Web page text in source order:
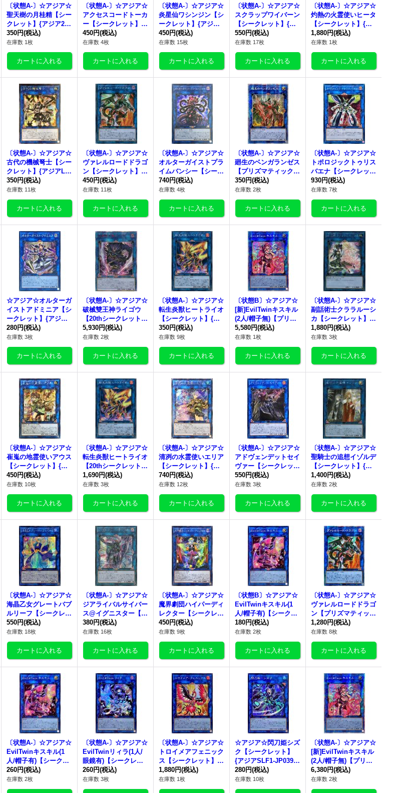
〔状態A-〕☆アジア☆
聖天樹の月桂精【シー
クレット】{アジア21
PP-JP018}《リンク》
350円(税込)
在庫数 1枚
〔状態A-〕☆アジア☆
アクセスコードトーカ
ー【シークレット】
{アジアHC01-JP047}
《リンク》
450円(税込)
在庫数 4枚
〔状態A-〕☆アジア☆
炎星仙ワシンジン【シ
ークレット】{アジアL
VP2-JP056}《リン
ク》
450円(税込)
在庫数 15枚
〔状態A-〕☆アジア☆
スクラップワイバーン
【シークレット】{ア
ジアLVP2-JP036}《リ
ンク》
550円(税込)
在庫数 17枚
〔状態A-〕☆アジア☆
灼熱の火霊使いヒータ
【シークレット】{ア
ジアSAST-JP056}
《リンク》
1,880円(税込)
在庫数 1枚
〔状態A-〕☆アジア☆
古代の機械弩士【シー
クレット】{アジアLV
P3-JP016}《リンク》
350円(税込)
在庫数 11枚
〔状態A-〕☆アジア☆
ヴァレルロードドラゴ
ン【シークレット】
{アジアCIBR-JP042}
《リンク》
450円(税込)
在庫数 11枚
〔状態A-〕☆アジア☆
オルターガイストプラ
イムバンシー【シーク
レット】{アジアCIBR-
JP047}《リンク》
740円(税込)
在庫数 4枚
〔状態A-〕☆アジア☆
廻生のベンガランゼス
【プリズマティックシ
ークレット】{アジアL
IOV-JP048}《リン
ク》
350円(税込)
在庫数 2枚
〔状態A-〕☆アジア☆
トポロジックトゥリス
バエナ【シークレッ
ト】{アジアFLOD-JP
036}《リンク》
930円(税込)
在庫数 7枚
☆アジア☆オルターガ
イストアドミニア【シ
ークレット】{アジアD
UNE-JP047}《リン
ク》
280円(税込)
在庫数 3枚
〔状態A-〕☆アジア☆
破械雙王神ライゴウ
【20thシークレット】
{アジアCHIM-JP045}
《リンク》
5,930円(税込)
在庫数 2枚
〔状態A-〕☆アジア☆
転生炎獣ヒートライオ
【シークレット】{ア
ジアSOFU-JP040}
《リンク》
350円(税込)
在庫数 9枚
〔状態B〕☆アジア☆
[新]EvilTwinキスキル
(2人/帽子無)【プリズ
マティックシークレッ
ト】{アジアSLF1-JP0
79}《リンク》
5,580円(税込)
在庫数 1枚
〔状態A-〕☆アジア☆
副話術士クララルーシ
カ【シークレット】
{アジアEXFO-JP049}
《リンク》
1,880円(税込)
在庫数 3枚
〔状態A-〕☆アジア☆
崔嵬の地霊使いアウス
【シークレット】{ア
ジアIGAS-JP048}《リ
ンク》
450円(税込)
在庫数 10枚
〔状態A-〕☆アジア☆
転生炎獣ヒートライオ
【20thシークレット】
{アジアSOFU-JP040}
《リンク》
1,690円(税込)
在庫数 3枚
〔状態A-〕☆アジア☆
清冽の水霊使いエリア
【シークレット】{ア
ジアETCO-JP055}
《リンク》
740円(税込)
在庫数 12枚
〔状態A-〕☆アジア☆
アドヴェンデットセイ
ヴァー【シークレッ
ト】{アジアEP18-JP0
01}《リンク》
550円(税込)
在庫数 3枚
〔状態A-〕☆アジア☆
聖騎士の追想イゾルデ
【シークレット】{ア
ジアLVP1-JP051}《リ
ンク》
1,400円(税込)
在庫数 2枚
〔状態A-〕☆アジア☆
海晶乙女グレートバブ
ルリーフ【シークレッ
ト】{アジアETCO-JP
054}《リンク》
550円(税込)
在庫数 18枚
〔状態A-〕☆アジア☆
ジアライバルサイバー
ス@イグニスター【シ
ークレット】{アジアE
TCO-JP050}《リン
ク》
380円(税込)
在庫数 16枚
〔状態A-〕☆アジア☆
魔界劇団ハイパーディ
レクター【シークレッ
ト】{アジアLVP3-JP0
76}《リンク》
450円(税込)
在庫数 9枚
〔状態B〕☆アジア☆
EvilTwinキスキル(1
人/帽子有)【シークレ
ット】{アジアSLF1-J
P079}《リンク》
180円(税込)
在庫数 2枚
〔状態A-〕☆アジア☆
ヴァレルロードドラゴ
ン【プリズマティック
シークレット】{アジ
アBODE-JPS01}《リ
ンク》
1,280円(税込)
在庫数 8枚
〔状態A-〕☆アジア☆
EvilTwinキスキル(1
人/帽子有)【シークレ
ット】{アジアSLF1-J
P079}《リンク》
260円(税込)
在庫数 2枚
〔状態A-〕☆アジア☆
EvilTwinリィラ(1人/
眼鏡有)【シークレッ
ト】{アジアSLF1-JP0
80}《リンク》
260円(税込)
在庫数 3枚
〔状態A-〕☆アジア☆
トロイメアフェニック
ス【シークレット】
{アジアSLF1-JP093}
《リンク》
1,880円(税込)
在庫数 1枚
☆アジア☆閃刀姫シズ
ク【シークレット】
{アジアSLF1-JP039}
《リンク》
280円(税込)
在庫数 10枚
〔状態A-〕☆アジア☆
[新]EvilTwinキスキル
(2人/帽子無)【プリズ
マティックシークレッ
ト】{アジアSLF1-JP0
79}《リンク》
6,380円(税込)
在庫数 2枚